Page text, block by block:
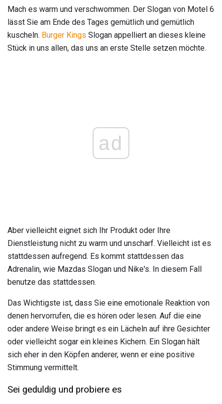
Mach es warm und verschwommen. Der Slogan von Motel 6
lässt Sie am Ende des Tages gemütlich und gemütlich
kuscheln. Burger Kings Slogan appelliert an dieses kleine
Stück in uns allen, das uns an erste Stelle setzen möchte.
ad
Aber vielleicht eignet sich Ihr Produkt oder Ihre
Dienstleistung nicht zu warm und unscharf. Vielleicht ist es
stattdessen aufregend. Es kommt stattdessen das
Adrenalin, wie Mazdas Slogan und Nike's. In diesem Fall
benutze das stattdessen.
Das Wichtigste ist, dass Sie eine emotionale Reaktion von
denen hervorrufen, die es hören oder lesen. Auf die eine
oder andere Weise bringt es ein Lächeln auf ihre Gesichter
oder vielleicht sogar ein kleines Kichern. Ein Slogan hält
sich eher in den Köpfen anderer, wenn er eine positive
Stimmung vermittelt.
Sei geduldig und probiere es